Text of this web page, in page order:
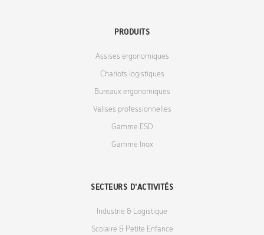
PRODUITS
Assises ergonomiques
Chariots logistiques
Bureaux ergonomiques
Valises professionnelles
Gamme ESD
Gamme Inox
SECTEURS D'ACTIVITÉS
Industrie & Logistique
Scolaire & Petite Enfance